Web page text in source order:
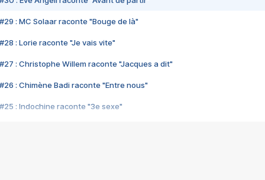
#29 : MC Solaar raconte "Bouge de là"
#28 : Lorie raconte "Je vais vite"
#27 : Christophe Willem raconte "Jacques a dit"
#26 : Chimène Badi raconte "Entre nous"
#25 : Indochine raconte "3e sexe"